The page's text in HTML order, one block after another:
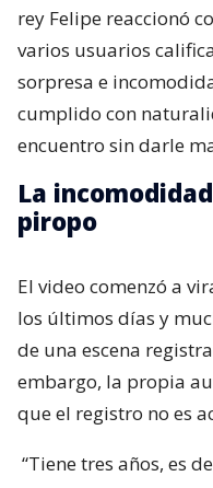
rey Felipe reaccionó
varios usuarios
sorpresa e
cumplido con
encuentro sin darle
La
piropo
El video comenzó a
los últimos días y
de una escena
embargo, la propia
que el registro no es
“Tiene tres años, es